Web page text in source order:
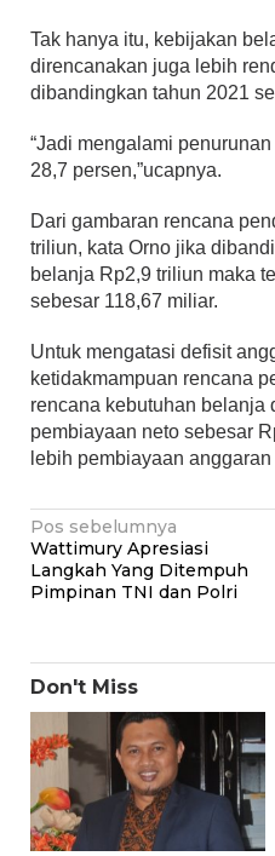
Tak hanya itu, kebijakan
direncanakan juga lebih
dibandingkan tahun 2021
“Jadi mengalami
28,7 persen,”ucapnya.
Dari gambaran rencana
triliun, kata Orno jika
belanja Rp2,9 triliun maka
sebesar 118,67 miliar.
Untuk mengatasi defisit
ketidakmampuan rencana
rencana kebutuhan belanja
pembiayaan neto sebesar
lebih pembiayaan
Navigasi
pos
Pos sebelumnya
Wattimury Apresiasi
Langkah Yang Ditempuh
Pimpinan TNI dan Polri
Don't Miss